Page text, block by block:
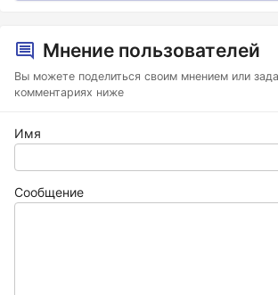
Мнение пользователей
Вы можете поделиться своим мнением или
комментариях ниже
Имя
Сообщение